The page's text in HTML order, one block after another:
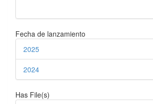
Fecha de lanzamiento
2025
2024
Has File(s)